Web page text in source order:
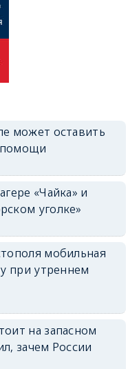
может оставить
«Чайка» и
уголке»
мобильная
при утреннем
на запасном
зачем России